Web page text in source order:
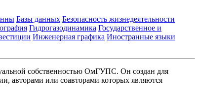
Базы данных Безопасность жизнедеятельности
Гидрогазодинамика Государственное и
Инженерная графика Иностранные языки
собственностью ОмГУПС. Он создан для
авторами или соавторами которых являются